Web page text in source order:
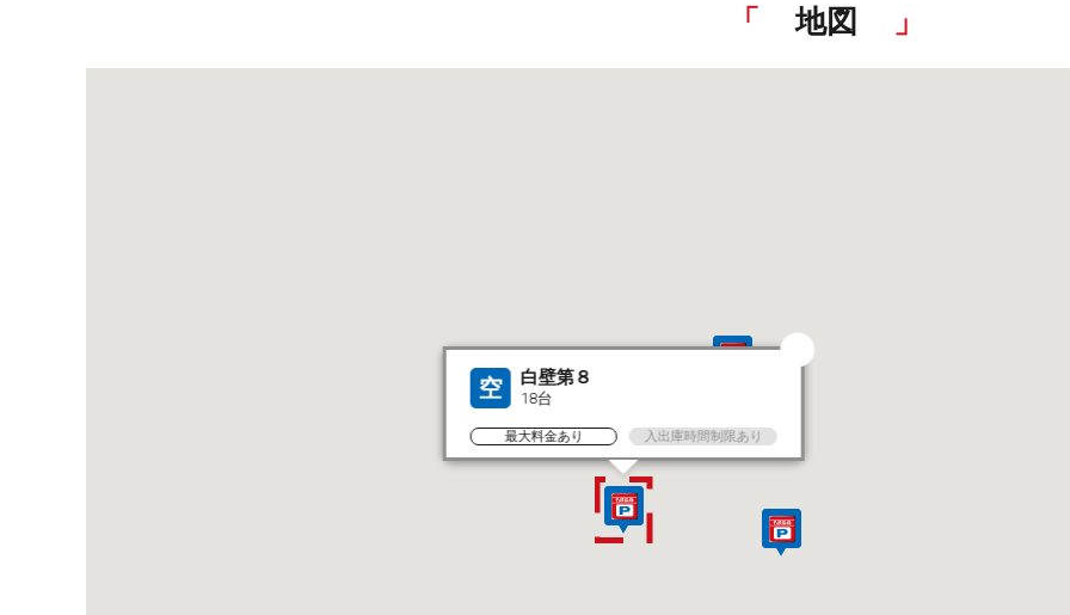
地図
空 白壁第８
18台
最大料金あり 入出庫時間制限あり